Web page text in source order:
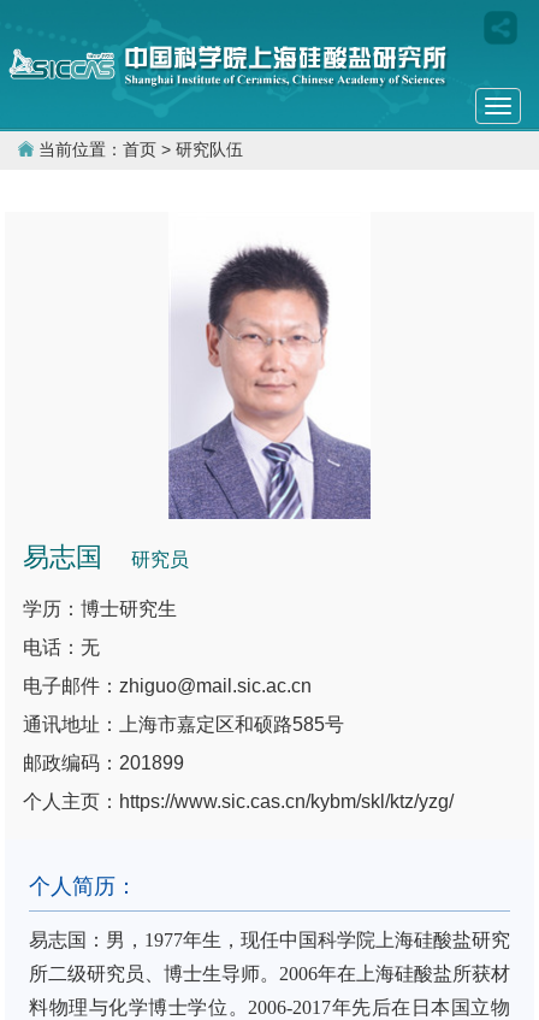
当前位置： 首页 > 研究队伍
易志国 研究员
学历：博士研究生
电话：无
电子邮件：zhiguo@mail.sic.ac.cn
通讯地址：上海市嘉定区和硕路585号
邮政编码：201899
个人主页：https://www.sic.cas.cn/kybm/skl/ktz/yzg/
个人简历：
易志国： 男， 1977年生，现任中国科学院上海硅酸盐研究
所二级研究员、博士生导师。 2006年在上海硅酸盐所获材
料物理与化学博士学位。 2006-2017年先后在日本国立物